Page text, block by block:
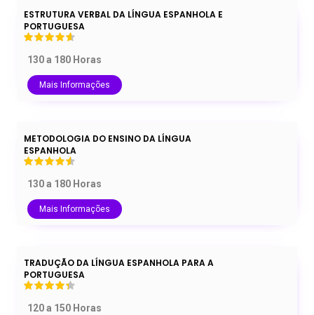
ESTRUTURA VERBAL DA LÍNGUA ESPANHOLA E
PORTUGUESA
130 a 180 Horas
Mais Informações
METODOLOGIA DO ENSINO DA LÍNGUA
ESPANHOLA
130 a 180 Horas
Mais Informações
TRADUÇÃO DA LÍNGUA ESPANHOLA PARA A
PORTUGUESA
120 a 150 Horas